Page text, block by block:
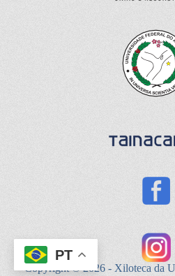
Copyright © 2026 - Xiloteca da
PT